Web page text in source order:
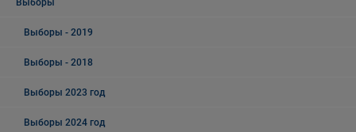
Выборы
Выборы - 2019
Выборы - 2018
Выборы 2023 год
Выборы 2024 год